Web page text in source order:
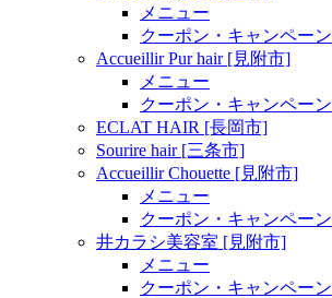
メニュー
クーポン・キャンペーン
Accueillir Pur hair [見附市]
メニュー
クーポン・キャンペーン
ECLAT HAIR [長岡市]
Sourire hair [三条市]
Accueillir Chouette [見附市]
メニュー
クーポン・キャンペーン
井カラシ美容室 [見附市]
メニュー
クーポン・キャンペーン